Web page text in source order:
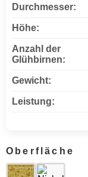
Durchmesser:
Höhe:
Anzahl der
Glühbirnen:
Gewicht:
Leistung:
Oberfläche